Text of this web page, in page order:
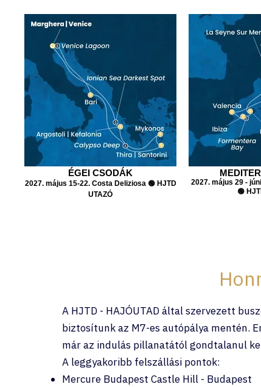
ÉGEI CSODÁK
2027. május 15-22. Costa Deliziosa 🟢 HJTD
UTAZÓ
2027. május 29 -
🟢
A HJTD - HAJÓUTAD által szervezett
biztosítunk az M7-es autópálya mentén.
már az indulás pillanatától gondtalanul
A leggyakoribb felszállási pontok:
Mercure Budapest Castle Hill - Budapest